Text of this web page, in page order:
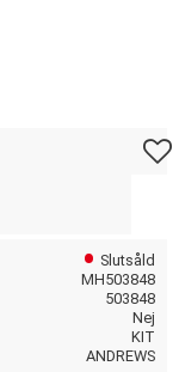
Slutsåld
MH503848
503848
Nej
KIT
ANDREWS